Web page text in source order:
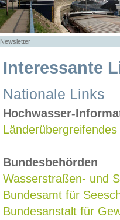
Newsletter
Interessante
Nationale Links
Hochwasser-
Bundesbehörden
Wasserstraßen- und
Bundesamt für
Bundesanstalt für